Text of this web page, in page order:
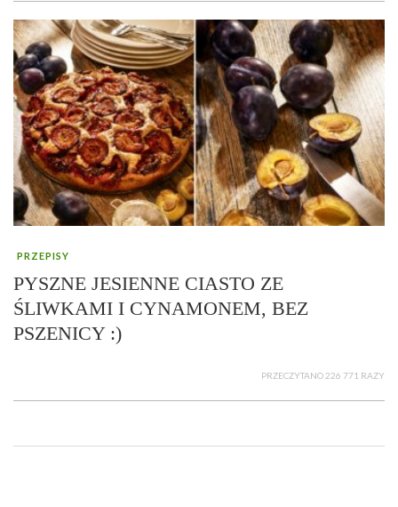
PRZEPISY
PYSZNE JESIENNE CIASTO ZE
ŚLIWKAMI I CYNAMONEM, BEZ
PSZENICY :)
PRZECZYTANO 226 771 RAZY